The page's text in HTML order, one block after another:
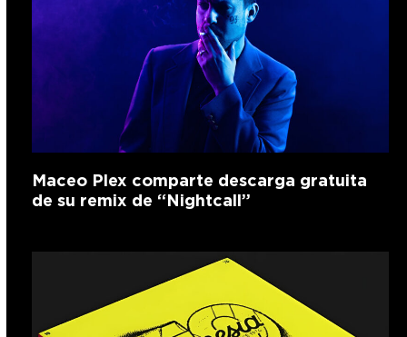
Maceo Plex comparte descarga gratuita
de su remix de “Nightcall”